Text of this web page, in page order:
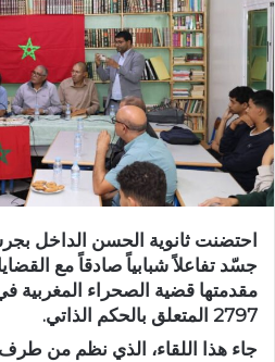
ر
ي
د
ا
إ
ل
ك
ت
و
ن
ي
ا
احتضنت ثانوية الحسن الداخل
جسّد تفاعلاً شبابياً صادقاً مع
مقدمتها قضية الصحراء المغربية
2797 المتعلق بالحكم الذاتي.
جاء هذا اللقاء، الذي نظم من طرف